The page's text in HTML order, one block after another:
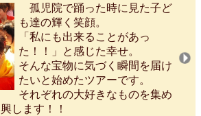
孤児院で踊った時に見た子ど
も達の輝く笑顔。
「私にも出来ることがあっ
た！！」と感じた幸せ。
そんな宝物に気づく瞬間を届け
たいと始めたツアーです。
それぞれの大好きなものを集め
します！！